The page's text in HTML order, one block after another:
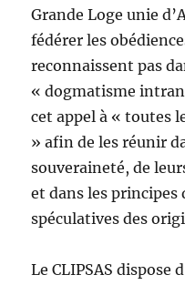
Grande Loge unie
fédérer les
reconnaissent pas
« dogmatisme
cet appel à « toutes
» afin de les réunir
souveraineté, de
et dans les
spéculatives des
Le CLIPSAS dispose